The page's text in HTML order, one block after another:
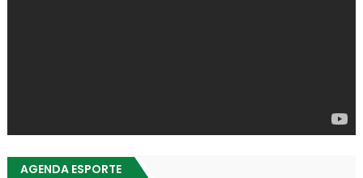
AGENDA ESPORTE